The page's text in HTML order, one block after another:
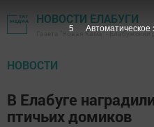
НОВОСТИ ЕЛАБУГИ
Газета "Новая Кама" - Елабужский
НОВОСТИ
В Елабуге
птичьих домиков
4 Автоматическое